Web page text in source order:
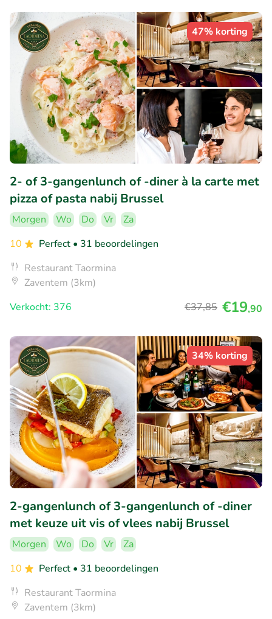
47% korting
2- of 3-gangenlunch of -diner à la carte met
pizza of pasta nabij Brussel
Morgen Wo Do Vr
Za
10
Perfect • 31 beoordelingen
Restaurant Taormina
Zaventem (3km)
Verkocht: 376
€37,85 €19,90
34% korting
2-gangenlunch of 3-gangenlunch of -diner
met keuze uit vis of vlees nabij Brussel
Morgen Wo Do Vr
Za
10
Perfect • 31 beoordelingen
Restaurant Taormina
Zaventem (3km)